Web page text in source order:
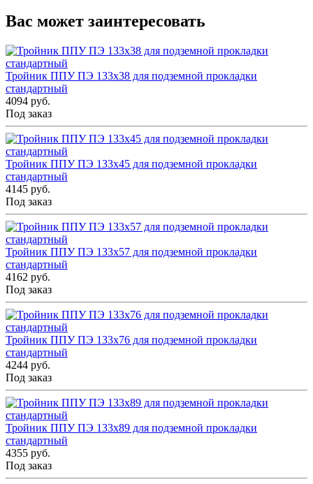
Вас может заинтересовать
Тройник ППУ ПЭ 133x38 для подземной прокладки
стандартный
4094 руб.
Под заказ
Тройник ППУ ПЭ 133x45 для подземной прокладки
стандартный
4145 руб.
Под заказ
Тройник ППУ ПЭ 133x57 для подземной прокладки
стандартный
4162 руб.
Под заказ
Тройник ППУ ПЭ 133x76 для подземной прокладки
стандартный
4244 руб.
Под заказ
Тройник ППУ ПЭ 133x89 для подземной прокладки
стандартный
4355 руб.
Под заказ